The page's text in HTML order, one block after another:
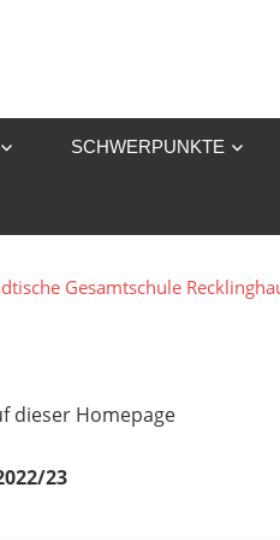
Gesamtschule
Suderwich
SCHWERPUNKTE
dieser Homepage
23